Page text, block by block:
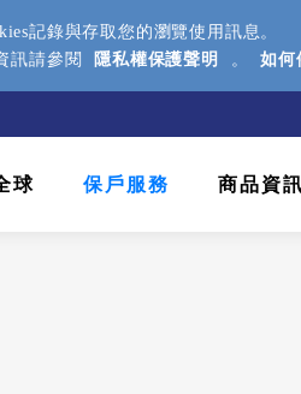
記錄與存取您的瀏覽使用訊息。
訊請參閱
隱私權保護聲明 。 如何
球 保戶服務 商品資訊